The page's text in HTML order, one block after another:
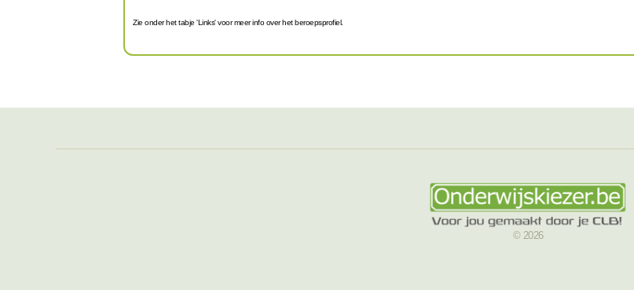
Zie onder het tabje 'Links' voor meer info over het beroepsprofiel.
© 2026